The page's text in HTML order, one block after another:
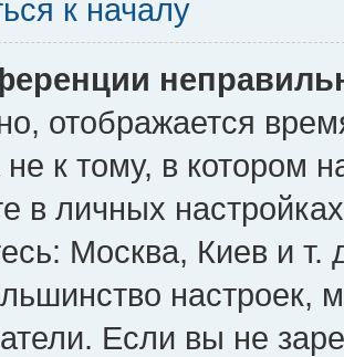
к началу
отображается
не к тому, в котором
в личных
Москва, Киев и т.
настроек,
Если вы не